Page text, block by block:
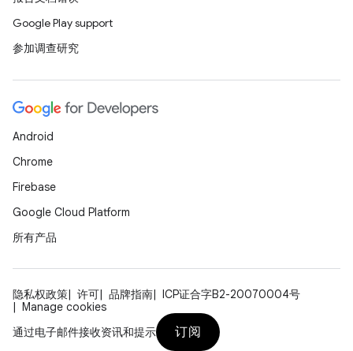
Google Play support
参加调查研究
Android
Chrome
Firebase
Google Cloud Platform
所有产品
隐私权政策 许可 品牌指南
ICP证合字B2-20070004号
Manage cookies
通过电子邮件接收资讯和提示
订阅